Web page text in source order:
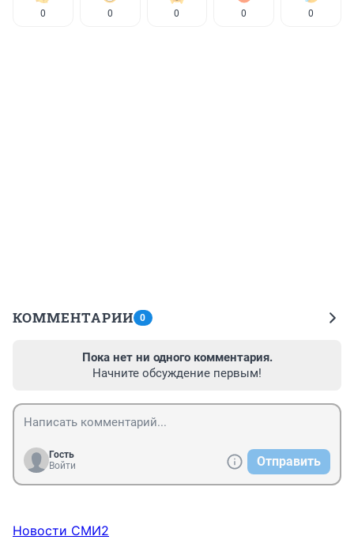
0 0 0 0 0
КОММЕНТАРИИ 0
Пока нет ни одного комментария.
Начните обсуждение первым!
Гость
Войти
Отправить
Новости СМИ2